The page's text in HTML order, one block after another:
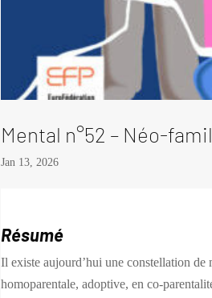
Mental n°52 – Néo-
Jan 13, 2026
Résumé
Il existe aujourd’hui une constellation de
homoparentale, adoptive, en co-